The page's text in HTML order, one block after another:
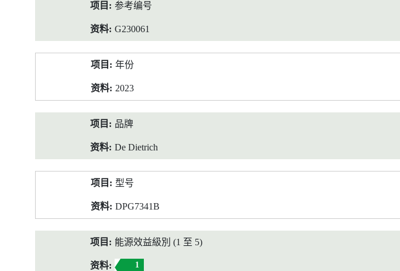
参考编号
G230061
年份
2023
品牌
De Dietrich
型号
DPG7341B
能源效益級別 (1 至 5)
1